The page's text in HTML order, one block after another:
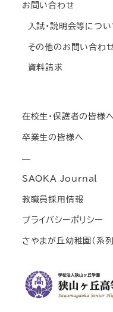
お問い合わせ
入試・説明会等につい
その他のお問い合わ
資料請求
在校生・保護者の皆様へ
卒業生の皆様へ
—
SAOKA Journal
教職員採用情報
プライバシーポリシー
さやまが丘幼稚園(系